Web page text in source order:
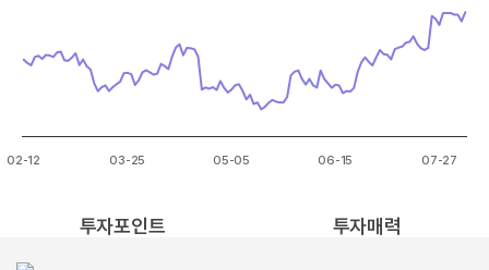
The chart has 1 X axis displaying categories.
The chart has 1 Y axis displaying values. Data ranges from
02-12 03-25 05-05 06-15 07-27
투자포인트 투자매력